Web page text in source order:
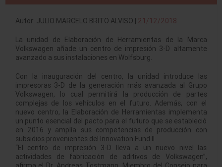
Autor: JULIO MARCELO BRITO ALVISO | 21/12/2018
La unidad de Elaboración de Herramientas de la Marca
Volkswagen añade un centro de impresión 3-D altamente
avanzado a sus instalaciones en Wolfsburg.
Con la inauguración del centro, la unidad introduce las
impresoras 3-D de la generación más avanzada al Grupo
Volkswagen, lo cual permitirá la producción de partes
complejas de los vehículos en el futuro. Además, con el
nuevo centro, la Elaboración de Herramientas implementa
un punto esencial del pacto para el futuro que se estableció
en 2016 y amplía sus competencias de producción con
subsidios provenientes del Innovation Fund II.
“El centro de impresión 3-D lleva a un nuevo nivel las
actividades de fabricación de aditivos de Volkswagen”,